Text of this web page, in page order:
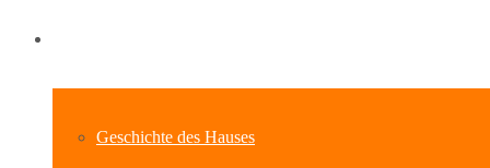
Geschichte des Hauses